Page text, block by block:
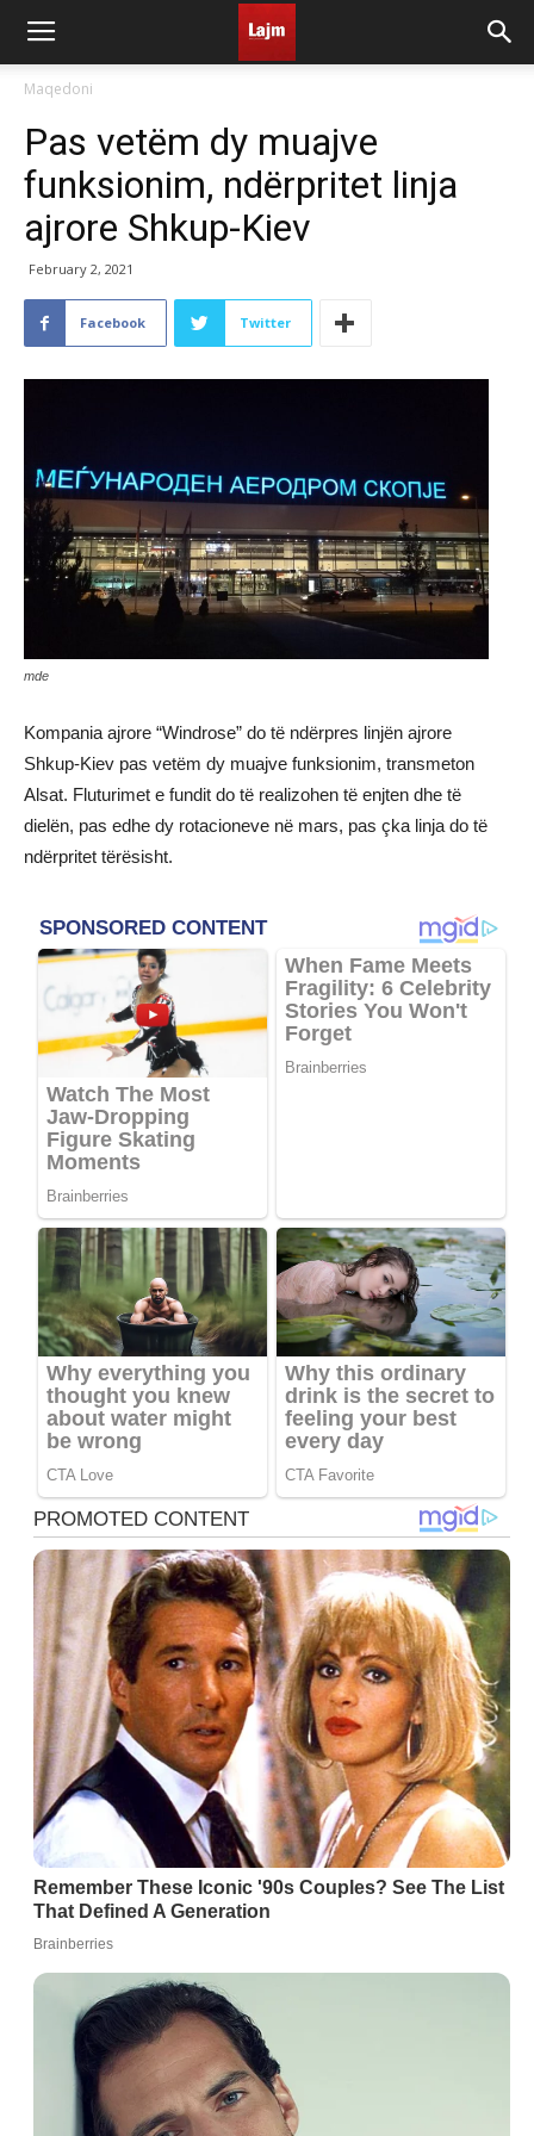
Maqedoni
Pas vetëm dy muajve
funksionim, ndërpritet linja
ajrore Shkup-Kiev
February 2, 2021
Facebook Twitter
mde
Kompania ajrore “Windrose” do të ndërpres linjën ajrore
Shkup-Kiev pas vetëm dy muajve funksionim, transmeton
Alsat. Fluturimet e fundit do të realizohen të enjten dhe të
dielën, pas edhe dy rotacioneve në mars, pas çka linja do të
ndërpritet tërësisht.